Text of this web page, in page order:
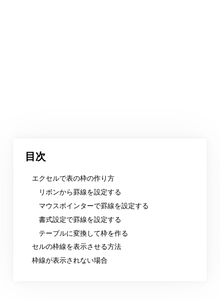
目次
エクセルで表の枠の作り方
リボンから罫線を設定する
マウスポインターで罫線を設定する
書式設定で罫線を設定する
テーブルに変換して枠を作る
セルの枠線を表示させる方法
枠線が表示されない場合